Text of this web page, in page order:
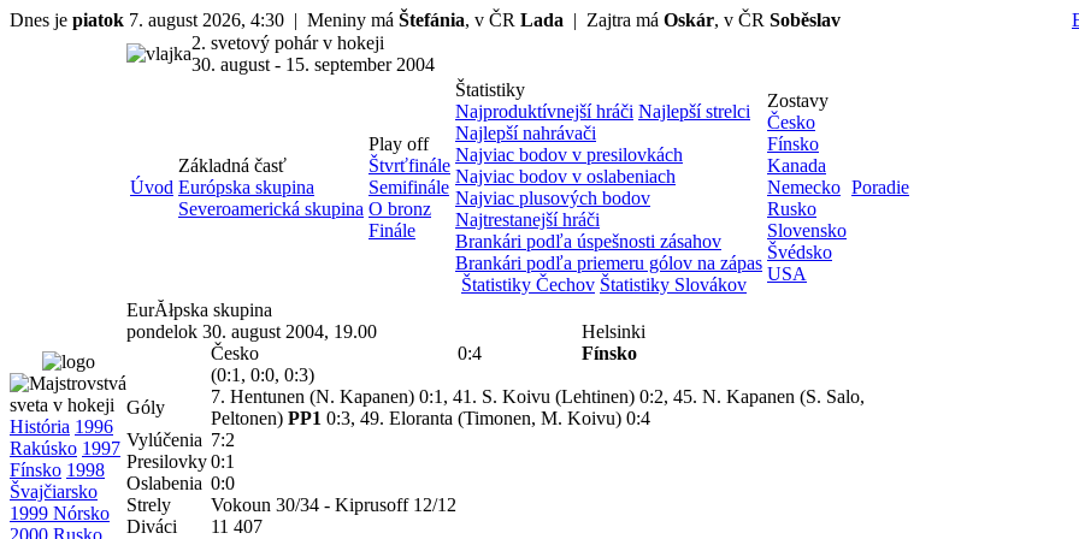
Dnes je piatok 7. august 2026, 4:30 | Meniny má Štefánia, v ČR Lada | Zajtra má Oskár, v ČR Soběslav
História 1996
Rakúsko 1997
Fínsko 1998
Švajčiarsko
1999 Nórsko
2000 Rusko
2. svetový pohár v hokeji
30. august - 15. september 2004
Úvod
Základná časť
Európska skupina
Severoamerická skupina
Play off
Štvrťfinále
Semifinále
O bronz
Finále
Štatistiky
Najproduktívnejší hráči Najlepší strelci
Najlepší nahrávači
Najviac bodov v presilovkách
Najviac bodov v oslabeniach
Najviac plusových bodov
Najtrestanejší hráči
Brankári podľa úspešnosti zásahov
Brankári podľa priemeru gólov na zápas
Štatistiky Čechov Štatistiky Slovákov
Zostavy
Česko
Fínsko
Kanada
Nemecko
Rusko
Slovensko
Švédsko
USA
Poradie
EurĂłpska skupina
pondelok 30. august 2004, 19.00
Helsinki
Česko
0:4
Fínsko
(0:1, 0:0, 0:3)
Góly
7. Hentunen (N. Kapanen) 0:1, 41. S. Koivu (Lehtinen) 0:2, 45. N. Kapanen (S. Salo,
Peltonen) PP1 0:3, 49. Eloranta (Timonen, M. Koivu) 0:4
Vylúčenia 7:2
Presilovky0:1
Oslabenia 0:0
Strely
Vokoun 30/34 - Kiprusoff 12/12
Diváci
11 407